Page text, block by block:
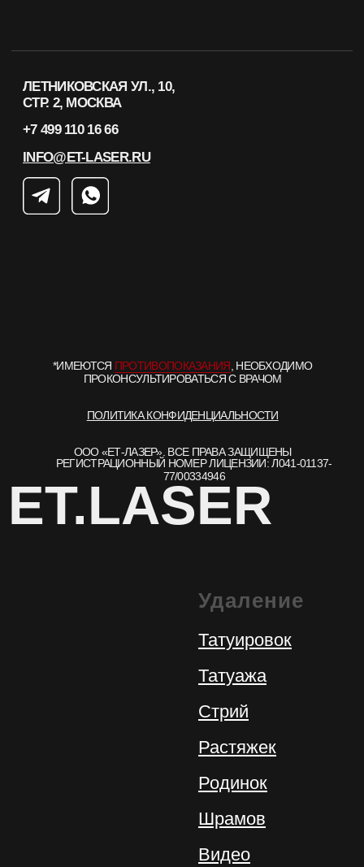
Удаление
Татуировок
Татуажа
Стрий
Растяжек
Родинок
Шрамов
Видео